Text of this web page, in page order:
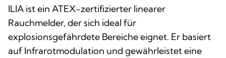
ILIA ist ein ATEX-zertifizierter linearer
Rauchmelder, der sich ideal für
explosionsgefährdete Bereiche eignet. Er basiert
auf Infrarotmodulation und gewährleistet eine